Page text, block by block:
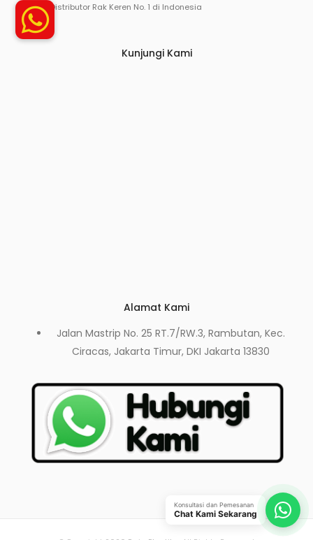
Distributor Rak Keren No. 1 di Indonesia
Kunjungi Kami
Alamat Kami
Jalan Mastrip No. 25 RT.7/RW.3, Rambutan, Kec.
Ciracas, Jakarta Timur, DKI Jakarta 13830
Konsultasi dan Pemesanan
Chat Kami Sekarang